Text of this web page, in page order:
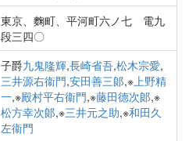
東京、麴町、平河町六ノ七 電九
段三四〇
子爵九鬼隆輝,長崎省吾,松木宗愛,
三井源右衞門,安田善三郞,※上野精
一,※殿村平右衞門,※藤田德次郞,※
松方幸次郞,※三井元之助,※和田久
左衞門